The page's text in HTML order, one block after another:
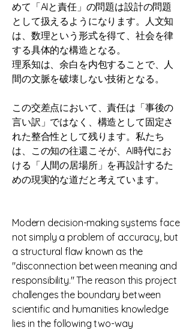
めて「AIと責任」の問題は設計の問題
として扱えるようになります。人文知
は、数理という形式を得て、社会を律
する具体的な構造となる。
理系知は、余白を内包することで、人
間の文脈を破壊しない技術となる。
この交差点において、責任は「事後の
言い訳」ではなく、構造として固定さ
れた整合性として残ります。私たち
は、この知の往還こそが、AI時代にお
ける「人間の居場所」を再設計するた
めの現実的な道だと考えています。
Modern decision-making systems face
not simply a problem of accuracy, but
a structural flaw known as the
"disconnection between meaning and
responsibility." The reason this project
challenges the boundary between
scientific and humanities knowledge
lies in the following two-way